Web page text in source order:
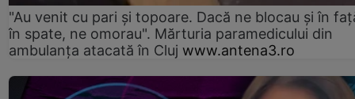
"Au venit cu pari și topoare. Dacă ne blocau şi în
în spate, ne omorau". Mărturia paramedicului din
ambulanţa atacată în Cluj www.antena3.ro